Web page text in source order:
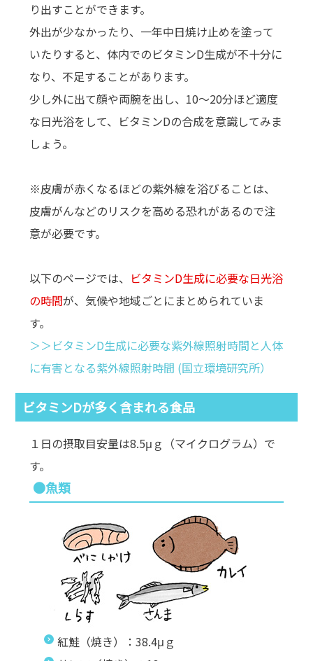
り出すことができます。
外出が少なかったり、一年中日焼け止めを塗って
いたりすると、体内でのビタミンD生成が不十分に
なり、不足することがあります。
少し外に出て顔や両腕を出し、10～20分ほど適度
な日光浴をして、ビタミンDの合成を意識してみま
しょう。
※皮膚が赤くなるほどの紫外線を浴びることは、
皮膚がんなどのリスクを高める恐れがあるので注
意が必要です。
以下のページでは、 ビタミンD生成に必要な日光浴
の時間が、気候や地域ごとにまとめられていま
す。
＞＞ビタミンD生成に必要な紫外線照射時間と人体
に有害となる紫外線照射時間 (国立環境研究所）
ビタミンDが多く含まれる食品
１日の摂取目安量は8.5μｇ（マイクログラム）で
す。
●魚類
紅鮭（焼き）：38.4μｇ